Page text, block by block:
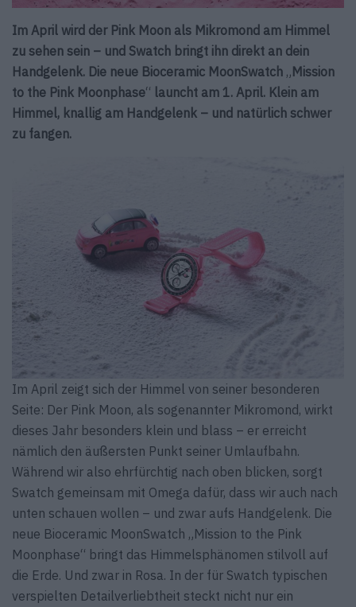
Im April wird der Pink Moon als Mikromond am Himmel
zu sehen sein – und Swatch bringt ihn direkt an dein
Handgelenk. Die neue Bioceramic MoonSwatch „ Mission
to the Pink Moonphase“ launcht am 1. April. Klein am
Himmel, knallig am Handgelenk – und natürlich schwer
zu fangen.
Im April zeigt sich der Himmel von seiner besonderen
Seite: Der Pink Moon, als sogenannter Mikromond, wirkt
dieses Jahr besonders klein und blass – er erreicht
nämlich den äußersten Punkt seiner Umlaufbahn.
Während wir also ehrfürchtig nach oben blicken, sorgt
Swatch gemeinsam mit Omega dafür, dass wir auch nach
unten schauen wollen – und zwar aufs Handgelenk. Die
neue Bioceramic MoonSwatch „Mission to the Pink
Moonphase“ bringt das Himmelsphänomen stilvoll auf
die Erde. Und zwar in Rosa. In der für Swatch typischen
verspielten Detailverliebtheit steckt nicht nur ein